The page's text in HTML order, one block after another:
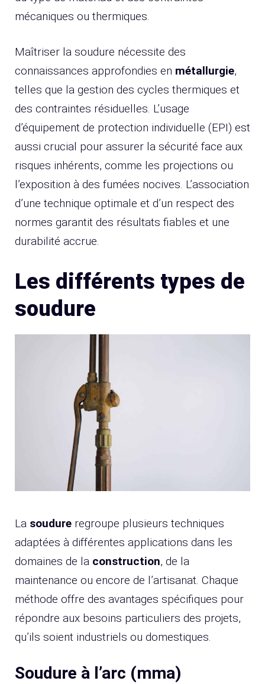
mécaniques ou thermiques.
Maîtriser la soudure nécessite des
connaissances approfondies en métallurgie,
telles que la gestion des cycles thermiques et
des contraintes résiduelles. L’usage
d’équipement de protection individuelle (EPI) est
aussi crucial pour assurer la sécurité face aux
risques inhérents, comme les projections ou
l’exposition à des fumées nocives. L’association
d’une technique optimale et d’un respect des
normes garantit des résultats fiables et une
durabilité accrue.
Les différents types de
soudure
La soudure regroupe plusieurs techniques
adaptées à différentes applications dans les
domaines de la construction, de la
maintenance ou encore de l’artisanat. Chaque
méthode offre des avantages spécifiques pour
répondre aux besoins particuliers des projets,
qu’ils soient industriels ou domestiques.
Soudure à l’arc (mma)